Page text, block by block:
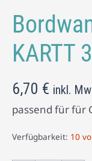
KARTT
6,70 € inkl.
passend für für
Verfügbarkeit: 10